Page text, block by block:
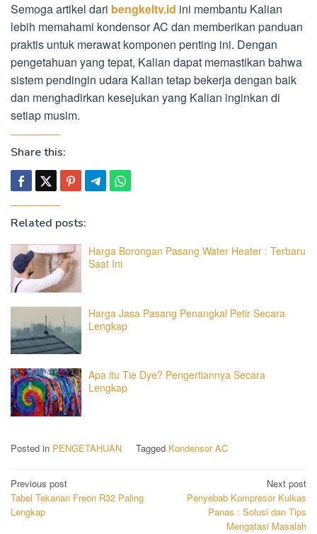
Semoga artikel dari bengkeltv.id ini membantu Kalian
lebih memahami kondensor AC dan memberikan panduan
praktis untuk merawat komponen penting ini. Dengan
pengetahuan yang tepat, Kalian dapat memastikan bahwa
sistem pendingin udara Kalian tetap bekerja dengan baik
dan menghadirkan kesejukan yang Kalian inginkan di
setiap musim.
Share this:
Related posts:
Harga Borongan Pasang Water Heater : Terbaru
Saat Ini
Harga Jasa Pasang Penangkal Petir Secara
Lengkap
Apa itu Tie Dye? Pengertiannya Secara
Lengkap
Posted in PENGETAHUAN Tagged Kondensor AC
Post
navigation
Previous post
Tabel Tekanan Freon R32 Paling
Lengkap
Next post
Penyebab Kompresor Kulkas
Panas : Solusi dan Tips
Mengatasi Masalah